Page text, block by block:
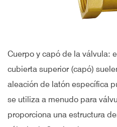
Cuerpo y capó de la válvula:
cubierta superior (capó)
aleación de latón específica
se utiliza a menudo para
proporciona una estructura